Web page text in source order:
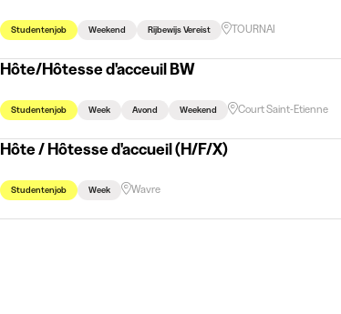
Studentenjob Weekend Rijbewijs Vereist TOURNAI
Hôte/Hôtesse d'acceuil BW
Studentenjob Week Avond Weekend Court Saint-Etienne
Hôte / Hôtesse d'accueil (H/F/X)
Studentenjob Week Wavre